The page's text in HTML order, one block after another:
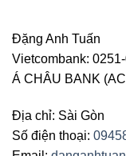
Đặng Anh Tuấn
Vietcombank:
Á CHÂU BANK
Địa chỉ: Sài Gòn
Số điện thoại: